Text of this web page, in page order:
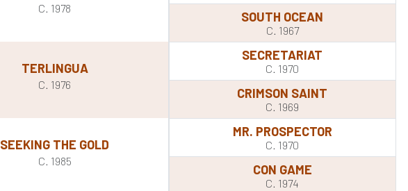
C. 1978
TERLINGUA
C. 1976
SEEKING THE GOLD
C. 1985
SOUTH OCEAN
C. 1967
SECRETARIAT
C. 1970
CRIMSON SAINT
C. 1969
MR. PROSPECTOR
C. 1970
CON GAME
C. 1974